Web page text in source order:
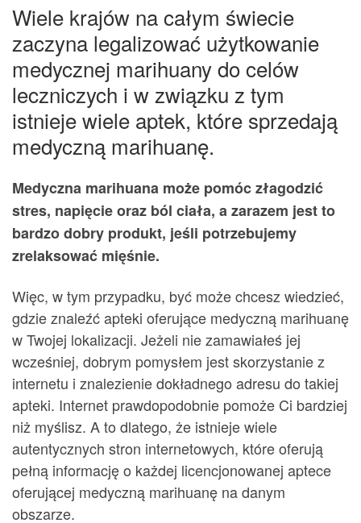
Wiele krajów na całym świecie
zaczyna legalizować użytkowanie
medycznej marihuany do celów
leczniczych i w związku z tym
istnieje wiele aptek, które sprzedają
medyczną marihuanę.
Medyczna marihuana może pomóc złagodzić
stres, napięcie oraz ból ciała, a zarazem jest to
bardzo dobry produkt, jeśli potrzebujemy
zrelaksować mięśnie.
Więc, w tym przypadku, być może chcesz wiedzieć,
gdzie znaleźć apteki oferujące medyczną marihuanę
w Twojej lokalizacji. Jeżeli nie zamawiałeś jej
wcześniej, dobrym pomysłem jest skorzystanie z
internetu i znalezienie dokładnego adresu do takiej
apteki. Internet prawdopodobnie pomoże Ci bardziej
niż myślisz. A to dlatego, że istnieje wiele
autentycznych stron internetowych, które oferują
pełną informację o każdej licencjonowanej aptece
oferującej medyczną marihuanę na danym
obszarze.